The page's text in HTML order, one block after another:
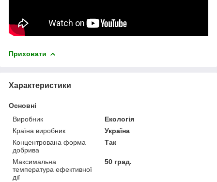
Приховати
Характеристики
Основні
Виробник
Екологія
Країна виробник
Україна
Концентрована форма
добрива
Так
Максимальна
температура ефективної
дії
50 град.